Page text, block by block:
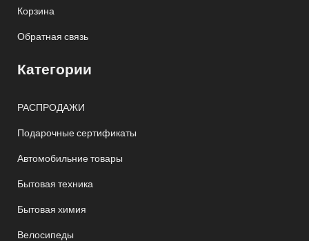
Корзина
Обратная связь
Категории
РАСПРОДАЖИ
Подарочные сертификаты
Автомобильние товары
Бытовая техника
Бытовая химия
Велосипеды